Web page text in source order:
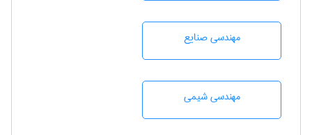
مهندسی صنايع
مهندسي شيمی